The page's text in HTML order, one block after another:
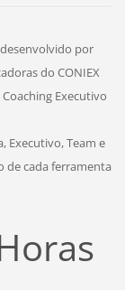
por
do CONIEX
Executivo
Executivo, Team e
de cada ferramenta